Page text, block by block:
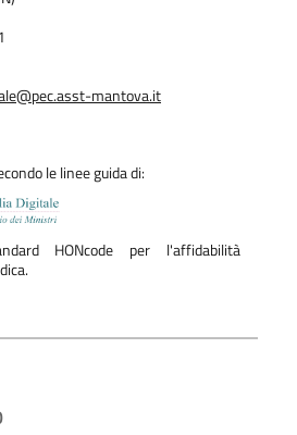
mantova.it
le linee guida di:
HONcode per l'affidabilità